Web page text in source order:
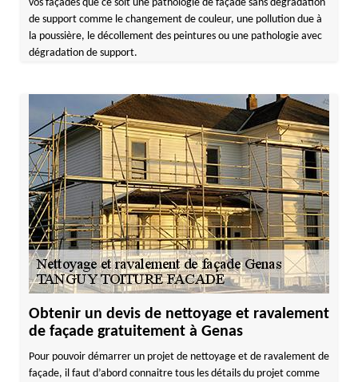
vos façades que ce soit une pathologie de façade sans dégradation
de support comme le changement de couleur, une pollution due à
la poussière, le décollement des peintures ou une pathologie avec
dégradation de support.
Obtenir un devis de nettoyage et ravalement
de façade gratuitement à Genas
Pour pouvoir démarrer un projet de nettoyage et de ravalement de
façade, il faut d’abord connaitre tous les détails du projet comme